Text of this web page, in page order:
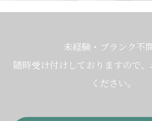
未経験・ブランク不
随時受け付けしておりますので
ください。